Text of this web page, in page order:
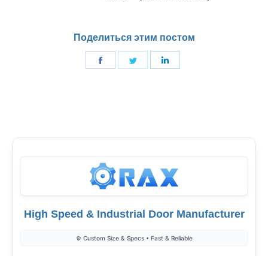
Поделиться этим постом
ПоделитьсяПоделиться
High Speed & Industrial Door Manufacturer
⚙️ Custom Size & Specs • Fast & Reliable